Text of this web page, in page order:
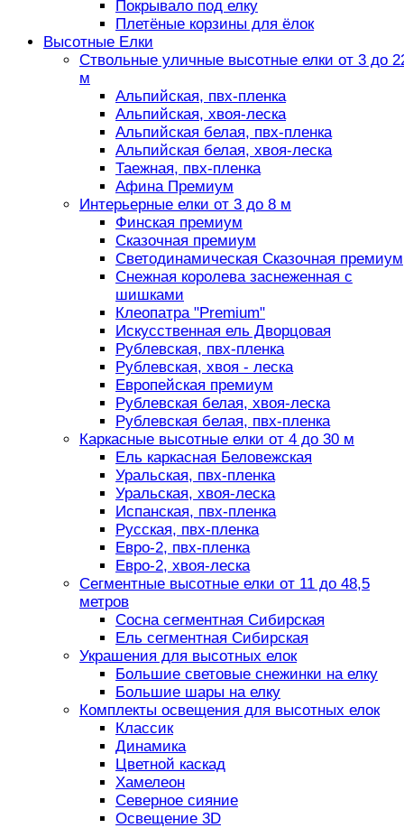
Покрывало под елку
Плетёные корзины для ёлок
Высотные Елки
Ствольные уличные высотные елки от 3 до
м
Альпийская, пвх-пленка
Альпийская, хвоя-леска
Альпийская белая, пвх-пленка
Альпийская белая, хвоя-леска
Таежная, пвх-пленка
Афина Премиум
Интерьерные елки от 3 до 8 м
Финская премиум
Сказочная премиум
Светодинамическая Сказочная премиум
Снежная королева заснеженная с
шишками
Клеопатра "Premium"
Искусственная ель Дворцовая
Рублевская, пвх-пленка
Рублевская, хвоя - леска
Европейская премиум
Рублевская белая, хвоя-леска
Рублевская белая, пвх-пленка
Каркасные высотные елки от 4 до 30 м
Ель каркасная Беловежская
Уральская, пвх-пленка
Уральская, хвоя-леска
Испанская, пвх-пленка
Русская, пвх-пленка
Евро-2, пвх-пленка
Евро-2, хвоя-леска
Сегментные высотные елки от 11 до 48,5
метров
Сосна сегментная Сибирская
Ель сегментная Сибирская
Украшения для высотных елок
Большие световые снежинки на елку
Большие шары на елку
Комплекты освещения для высотных елок
Классик
Динамика
Цветной каскад
Хамелеон
Северное сияние
Освещение 3D